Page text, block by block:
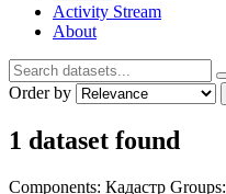
Activity Stream
About
Order by
1 dataset found
Components: Кадастр Groups: